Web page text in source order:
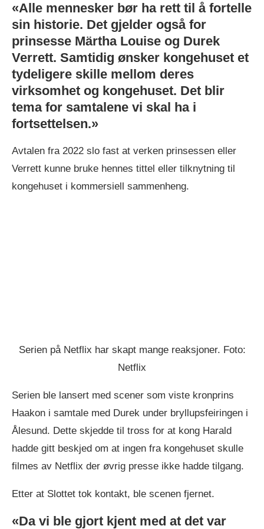
«Alle mennesker bør ha rett til å fortelle
sin historie. Det gjelder også for
prinsesse Märtha Louise og Durek
Verrett. Samtidig ønsker kongehuset et
tydeligere skille mellom deres
virksomhet og kongehuset. Det blir
tema for samtalene vi skal ha i
fortsettelsen.»
Avtalen fra 2022 slo fast at verken prinsessen eller
Verrett kunne bruke hennes tittel eller tilknytning til
kongehuset i kommersiell sammenheng.
Serien på Netflix har skapt mange reaksjoner. Foto:
Netflix
Serien ble lansert med scener som viste kronprins
Haakon i samtale med Durek under bryllupsfeiringen i
Ålesund. Dette skjedde til tross for at kong Harald
hadde gitt beskjed om at ingen fra kongehuset skulle
filmes av Netflix der øvrig presse ikke hadde tilgang.
Etter at Slottet tok kontakt, ble scenen fjernet.
«Da vi ble gjort kjent med at det var